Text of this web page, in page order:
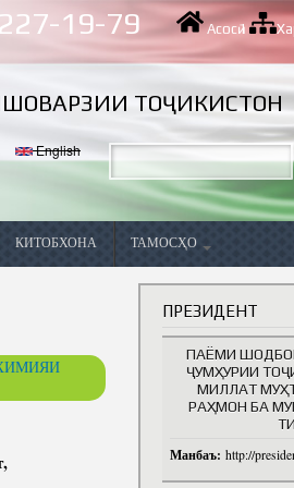
227-19-79 Асосӣ|
ТОҶИКИСТОН
English
КИТОБХОНА ТАМОСҲО
ПРЕЗИДЕНТ
ПАЁМИ
ҶУМҲУРИИ
МИЛЛАТ
РАҲМОН БА
Манбаъ: http://